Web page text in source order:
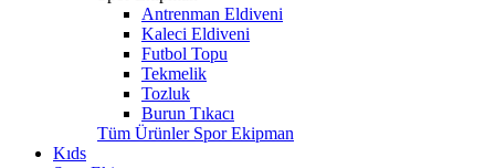
Antrenman Eldiveni
Kaleci Eldiveni
Futbol Topu
Tekmelik
Tozluk
Burun Tıkacı
Tüm Ürünler Spor Ekipman
Kıds